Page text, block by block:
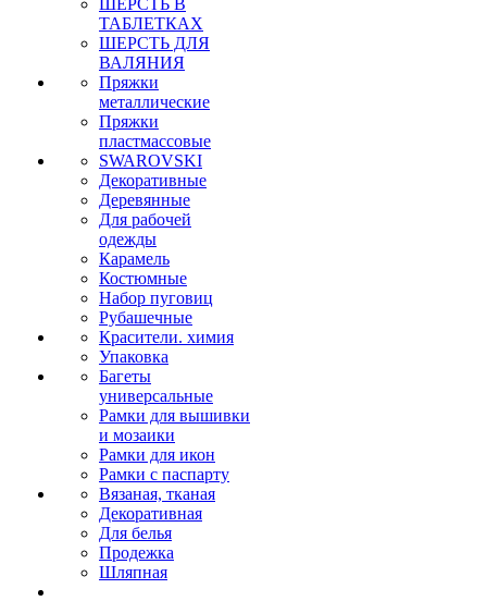
ШЕРСТЬ В
ТАБЛЕТКАХ
ШЕРСТЬ ДЛЯ
ВАЛЯНИЯ
Пряжки
металлические
Пряжки
пластмассовые
SWAROVSKI
Декоративные
Деревянные
Для рабочей
одежды
Карамель
Костюмные
Набор пуговиц
Рубашечные
Красители. химия
Упаковка
Багеты
универсальные
Рамки для вышивки
и мозаики
Рамки для икон
Рамки с паспарту
Вязаная, тканая
Декоративная
Для белья
Продежка
Шляпная